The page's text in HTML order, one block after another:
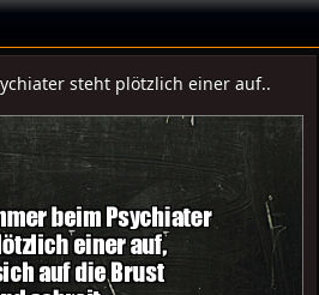
steht plötzlich einer auf..